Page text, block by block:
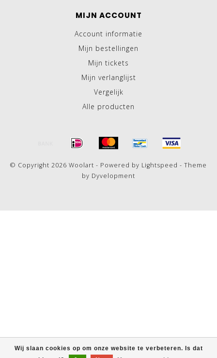
Wij slaan cookies op om onze website te verbeteren. Is dat
MIJN ACCOUNT
Account informatie
Mijn bestellingen
Mijn tickets
Mijn verlanglijst
Vergelijk
Alle producten
© Copyright 2026 Woolart - Powered by Lightspeed - Theme
by Dyvelopment